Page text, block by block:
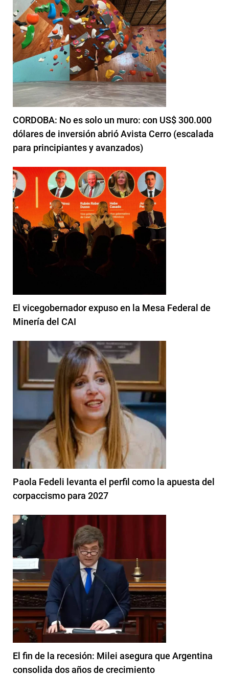
CORDOBA: No es solo un muro: con US$ 300.000
dólares de inversión abrió Avista Cerro (escalada
para principiantes y avanzados)
El vicegobernador expuso en la Mesa Federal de
Minería del CAI
Paola Fedeli levanta el perfil como la apuesta del
corpaccismo para 2027
El fin de la recesión: Milei asegura que Argentina
consolida dos años de crecimiento